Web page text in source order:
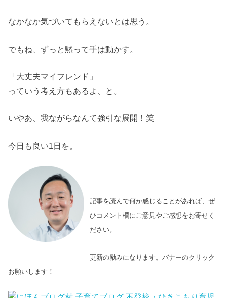
なかなか気づいてもらえないとは思う。
でもね、ずっと黙って手は動かす。
「大丈夫マイフレンド」
っていう考え方もあるよ、と。
いやあ、我ながらなんて強引な展開！笑
今日も良い1日を。
記事を読んで何か感じることがあれば、ぜ
ひコメント欄にご意見やご感想をお寄せく
ださい。
更新の励みになります。バナーのクリック
お願いします！